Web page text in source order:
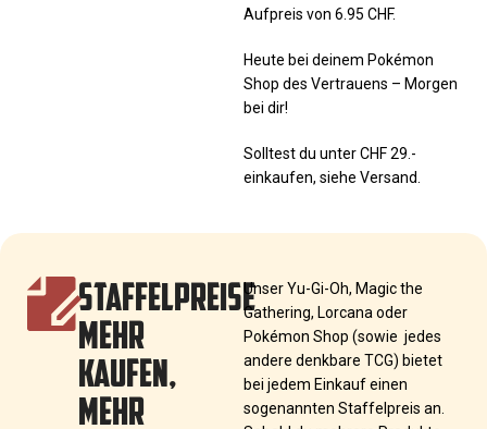
Aufpreis von 6.95 CHF.
Heute bei deinem Pokémon
Shop des Vertrauens – Morgen
bei dir!
Solltest du unter CHF 29.-
einkaufen, siehe Versand.
STAFFELPREISE
MEHR
KAUFEN,
MEHR
Unser Yu-Gi-Oh, Magic the
Gathering, Lorcana oder
Pokémon Shop (sowie jedes
andere denkbare TCG) bietet
bei jedem Einkauf einen
sogenannten Staffelpreis an.